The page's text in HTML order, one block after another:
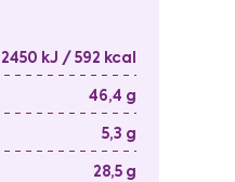
2450 kJ / 592 kcal
46,4 g
5,3 g
28,5 g